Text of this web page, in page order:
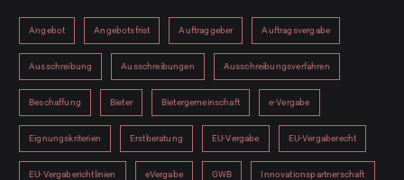
Angebot Angebotsfrist Auftraggeber Auftragsvergabe
Ausschreibung Ausschreibungen Ausschreibungsverfahren
Beschaffung Bieter Bietergemeinschaft e-Vergabe
Eignungskriterien Erstberatung EU-Vergabe EU-Vergaberecht
EU-Vergaberichtlinien eVergabe GWB Innovationspartnerschaft